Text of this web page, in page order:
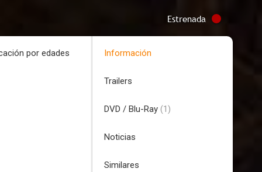
Estrenada
por edades Información
Trailers
DVD / Blu-Ray (1)
Noticias
Similares